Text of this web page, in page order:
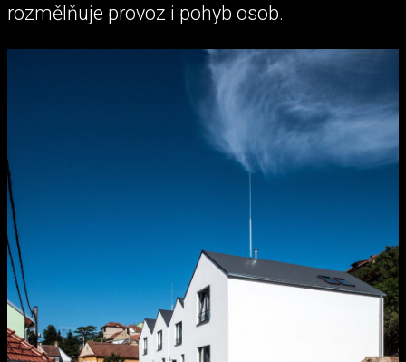
rozmělňuje provoz i pohyb osob.